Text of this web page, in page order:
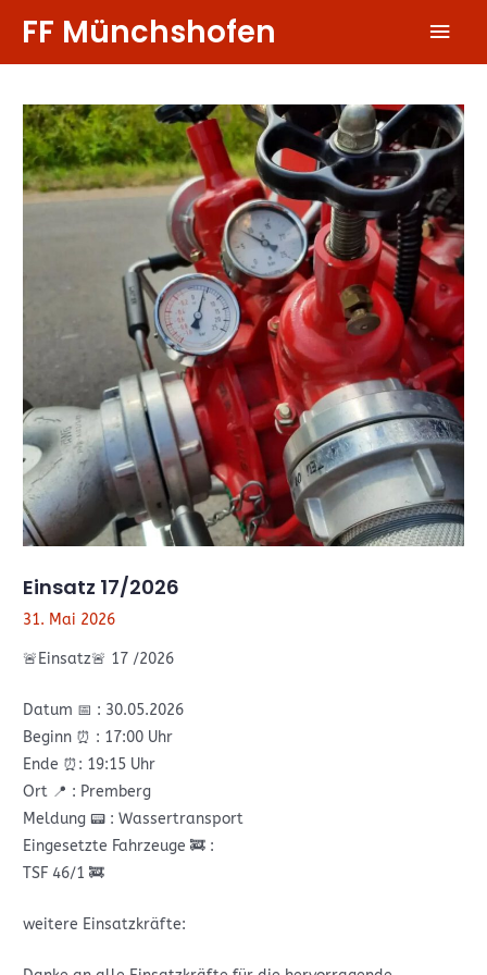
Inhalt
springen
FF Münchshofen
Einsatz 17/2026
31. Mai 2026
🚨Einsatz🚨 17 /2026
Datum 📅 : 30.05.2026
Beginn ⏰️ : 17:00 Uhr
Ende ⏰️: 19:15 Uhr
Ort 📍 : Premberg
Meldung 📟 : Wassertransport
Eingesetzte Fahrzeuge 🚒 :
TSF 46/1 🚒
weitere Einsatzkräfte: